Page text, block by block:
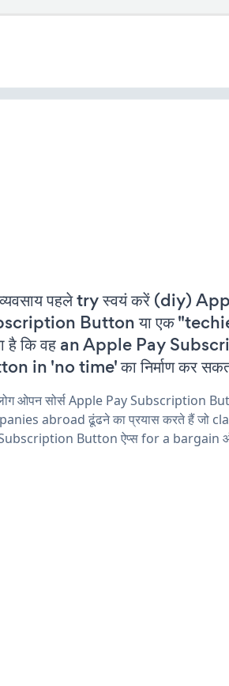
पहले try स्वयं करें (diy)
Button या एक "techie"
है कि वह an Apple Pay
in 'no time' का निर्माण कर
ओपन सोर्स Apple Pay Subscription
abroad ढूंढने का प्रयास करते हैं जो
Button ऐप्स for a bargain